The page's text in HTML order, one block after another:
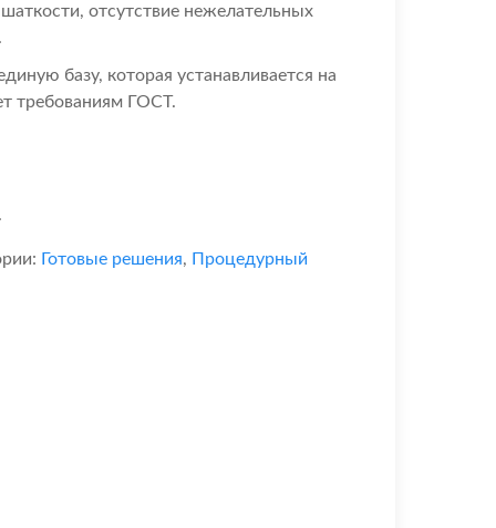
шаткости, отсутствие нежелательных
базу, которая устанавливается на
требованиям ГОСТ.
Готовые решения, Процедурный